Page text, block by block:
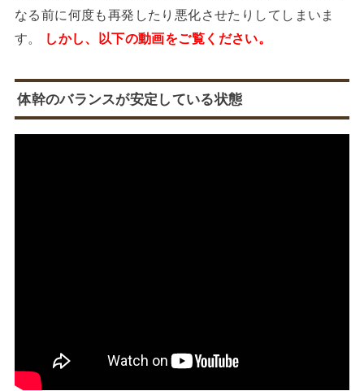
なる前に何度も再発したり悪化させたりしてしまいま
す。
しかし、以下の動画をご覧ください。
体幹のバランスが安定している状態